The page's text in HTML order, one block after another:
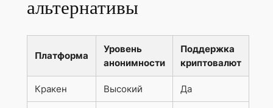
альтернативы
Платформа
Уровень
анонимности
Поддержка
криптовалют
Кракен Высокий Да